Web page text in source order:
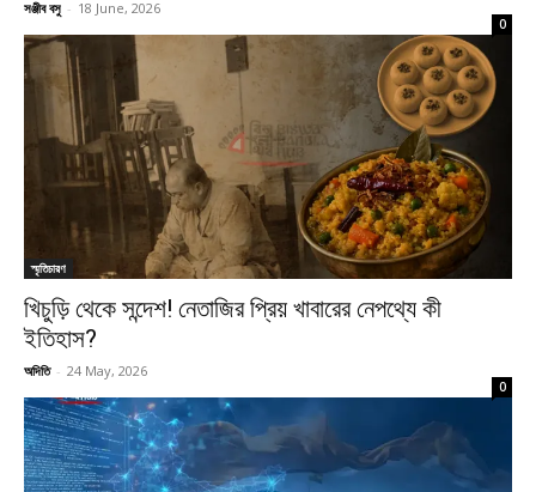
সঞ্জীব বসু - 18 June, 2026
0
স্মৃতিচারণ
খিচুড়ি থেকে সন্দেশ! নেতাজির প্রিয় খাবারের নেপথ্যে কী
ইতিহাস?
অদিতি - 24 May, 2026
0